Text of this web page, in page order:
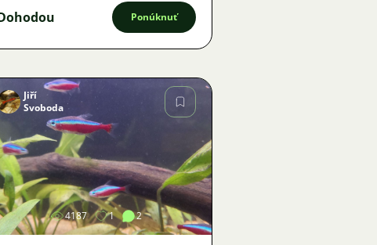
Ponúknuť
Obrázok
Jiří
Svoboda
4187 1 2